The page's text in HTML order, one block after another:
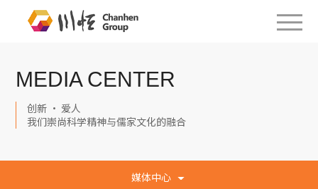
MEDIA CENTER
创新 · 爱人
我们崇尚科学精神与儒家文化的融合
媒体中心